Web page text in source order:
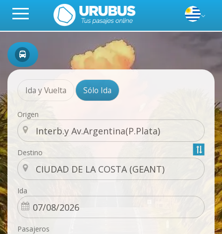
Ida y Vuelta Sólo Ida
Origen
Destino
Ida
Pasajeros